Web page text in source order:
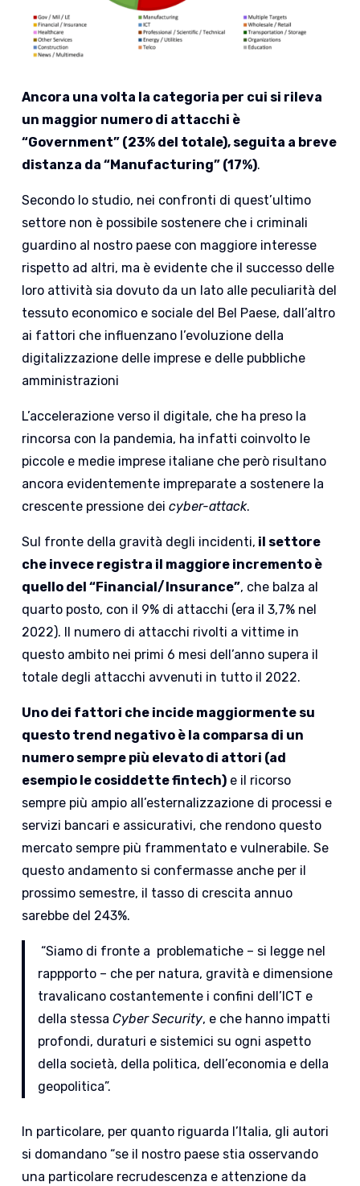
Ancora una volta la categoria per cui si rileva
un maggior numero di attacchi è
“Government” (23% del totale), seguita a breve
distanza da “Manufacturing” (17%).
Secondo lo studio, nei confronti di quest’ultimo
settore non è possibile sostenere che i criminali
guardino al nostro paese con maggiore interesse
rispetto ad altri, ma è evidente che il successo delle
loro attività sia dovuto da un lato alle peculiarità del
tessuto economico e sociale del Bel Paese, dall’altro
ai fattori che influenzano l’evoluzione della
digitalizzazione delle imprese e delle pubbliche
amministrazioni
L’accelerazione verso il digitale, che ha preso la
rincorsa con la pandemia, ha infatti coinvolto le
piccole e medie imprese italiane che però risultano
ancora evidentemente impreparate a sostenere la
crescente pressione deicyber-attack.
Sul fronte della gravità degli incidenti, il settore
che invece registra il maggiore incremento è
quello del “Financial/Insurance”, che balza al
quarto posto, con il 9% di attacchi (era il 3,7% nel
2022). Il numero di attacchi rivolti a vittime in
questo ambito nei primi 6 mesi dell’anno supera il
totale degli attacchi avvenuti in tutto il 2022.
Uno dei fattori che incide maggiormente su
questo trend negativo è la comparsa di un
numero sempre più elevato di attori (ad
esempio le cosiddette fintech) e il ricorso
sempre più ampio all’esternalizzazione di processi e
servizi bancari e assicurativi, che rendono questo
mercato sempre più frammentato e vulnerabile. Se
questo andamento si confermasse anche per il
prossimo semestre, il tasso di crescita annuo
sarebbe del 243%.
“Siamo di fronte a problematiche – si legge nel
rappporto – che per natura, gravità e dimensione
travalicano costantemente i confini dell’ICT e
della stessaCyber Security, e che hanno impatti
profondi, duraturi e sistemici su ogni aspetto
della società, della politica, dell’economia e della
geopolitica”.
In particolare, per quanto riguarda l’Italia, gli autori
si domandano “se il nostro paese stia osservando
una particolare recrudescenza e attenzione da